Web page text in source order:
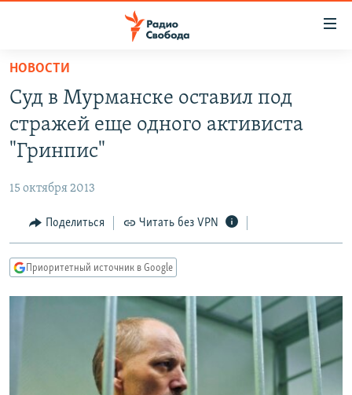
упрощенного
доступа
основному
Вернутся
Вернутся
ПОДКАСТЫ
АВТОРСКИЕ ПРОЕКТЫ
МНЕНИЯ
КУЛЬТУРА
КАВКАЗ.РЕАЛИИ
СИБИРЬ.РЕАЛИИ
РАСПИСАНИЕ ВЕЩАНИЯ
НОВОСТИ
Суд в Мурманске оставил под
стражей еще одного активиста
"Гринпис"
15 октября 2013
Поделиться Читать без VPN
Приоритетный источник в Google